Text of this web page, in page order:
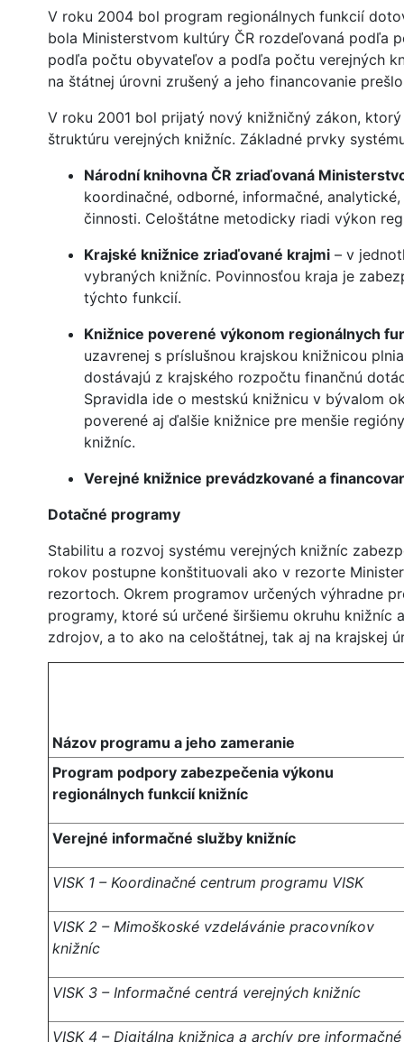
V roku 2004 bol program regionálnych funkcií
bola Ministerstvom kultúry ČR rozdeľovaná podľa
podľa počtu obyvateľov a podľa počtu verejných
na štátnej úrovni zrušený a jeho financovanie
V roku 2001 bol prijatý nový knižničný zákon,
štruktúru verejných knižníc. Základné prvky
Národní knihovna ČR zriaďovaná
koordinačné, odborné, informačné,
činnosti. Celoštátne metodicky riadi výkon
Krajské knižnice zriaďované krajmi – v
vybraných knižníc. Povinnosťou kraja je
týchto funkcií.
Knižnice poverené výkonom regionálnych
uzavrenej s príslušnou krajskou knižnicou
dostávajú z krajského rozpočtu finančnú
Spravidla ide o mestskú knižnicu v bývalom
poverené aj ďalšie knižnice pre menšie
knižníc.
Verejné knižnice prevádzkované a
Dotačné programy
Stabilitu a rozvoj systému verejných knižníc
rokov postupne konštituovali ako v rezorte
rezortoch. Okrem programov určených výhradne
programy, ktoré sú určené širšiemu okruhu
zdrojov, a to ako na celoštátnej, tak aj na krajskej
Názov programu a jeho zameranie
Program podpory zabezpečenia výkonu
regionálnych funkcií knižníc
Verejné informačné služby knižníc
VISK 1 – Koordinačné centrum programu VISK
VISK 2 – Mimoškoské vzdelávánie pracovníkov
knižníc
VISK 3 – Informačné centrá verejných knižníc
VISK 4 – Digitálna knižnica a archív pre informačné